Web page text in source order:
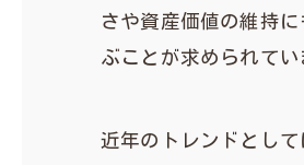
さや資産価値の維持
ぶことが求められてい
近年のトレンドとし